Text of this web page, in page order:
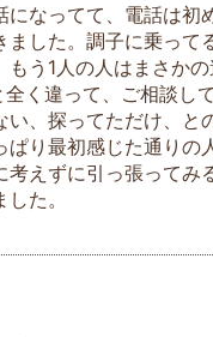
になってて、電話は初
ました。調子に乗って
もう1人の人はまさか
く違って、ご相談し
い、探ってただけ、と
ぱり最初感じた通りの
えずに引っ張ってみ
た。